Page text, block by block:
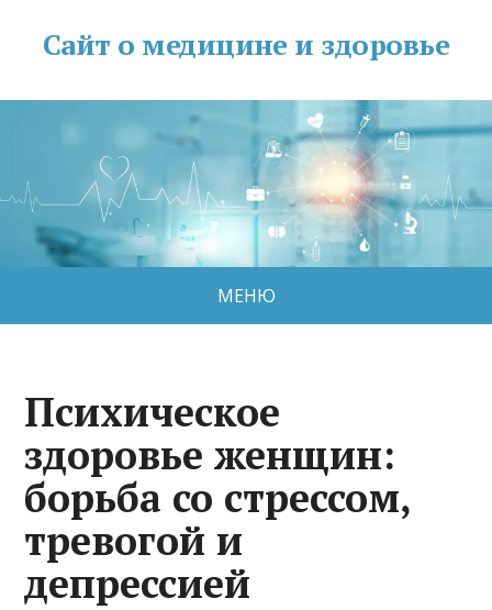
Сайт о медицине и здоровье
МЕНЮ
Психическое
здоровье женщин:
борьба со стрессом,
тревогой и
депрессией